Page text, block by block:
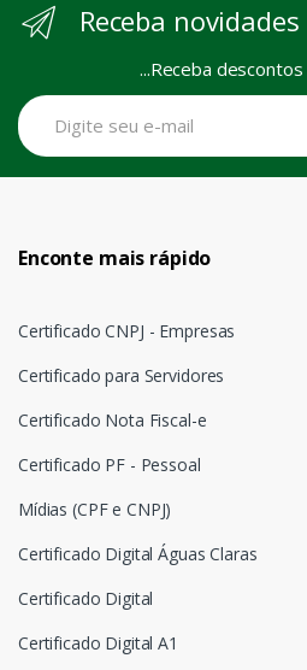
Receba novidades
...Receba descontos
Enconte mais rápido
Certificado CNPJ - Empresas
Certificado para Servidores
Certificado Nota Fiscal-e
Certificado PF - Pessoal
Mídias (CPF e CNPJ)
Certificado Digital Águas Claras
Certificado Digital
Certificado Digital A1